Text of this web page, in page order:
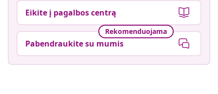
Eikite į pagalbos centrą
Rekomenduojama
Pabendraukite su mumis